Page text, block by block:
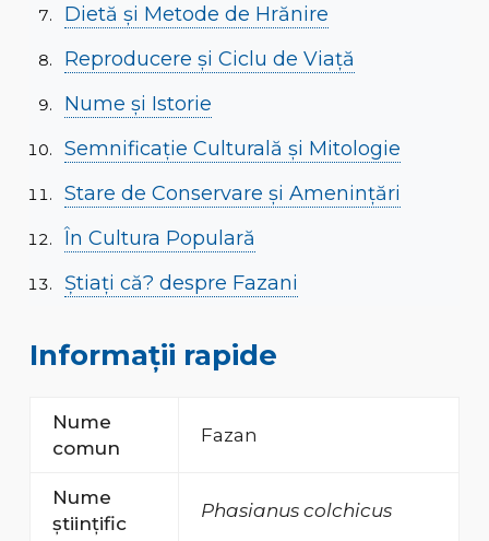
Dietă și Metode de Hrănire
Reproducere și Ciclu de Viață
Nume și Istorie
Semnificație Culturală și Mitologie
Stare de Conservare și Amenințări
În Cultura Populară
Știați că? despre Fazani
Informații rapide
Nume
comun
Fazan
Nume
științific
Phasianus colchicus